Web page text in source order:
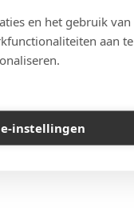
en het gebruik van
aan te
instellingen